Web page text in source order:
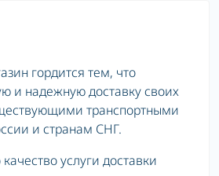
гордится тем, что
и надежную доставку своих
транспортными
и странам СНГ.
услуги доставки